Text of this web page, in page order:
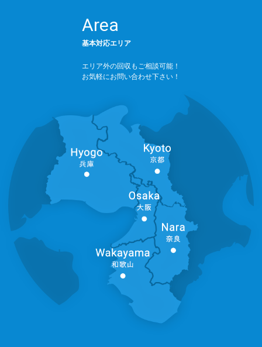
Area
基本対応エリア
エリア外の回収もご相談可能！
お気軽にお問い合わせ下さい！